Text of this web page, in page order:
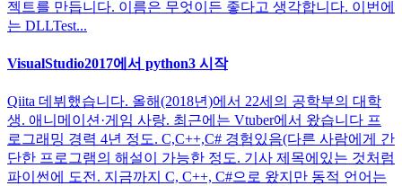
젝트를 만듭니다. 이름은 무엇이든 좋다고 생각합니다. 이번에
는 DLLTest...
VisualStudio2017에서 python3 시작
Qiita 데뷔했습니다. 올해(2018년)에서 22세의 공학부의 대학
생. 애니메이션·게임 사랑. 최근에는 Vtuber에서 왔습니다 프
로그래밍 경력 4년 정도. C,C++,C# 경험있음(다른 사람에게 간
단한 프로그램의 해설이 가능한 정도. 기사 제목에있는 것처럼
파이썬에 도전. 지금까지 C, C++, C#으로 왔지만 동적 언어는